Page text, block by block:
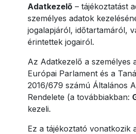
Adatkezelő – tájékoztatást
személyes adatok
jogalapjáról, időtartamáról,
érintettek jogairól.
Az Adatkezelő a személyes
Európai Parlament és a
2016/679 számú Általános
Rendelete (a továbbiakban:
kezeli.
Ez a tájékoztató vonatkozik